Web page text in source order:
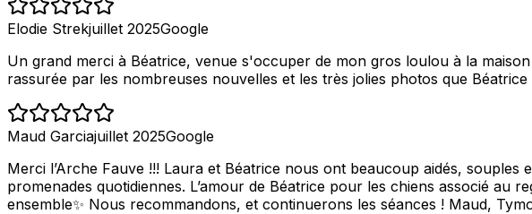
Elodie Strekjuillet 2025Google
Un grand merci à Béatrice, venue s'occuper de mon gros loulou à la
rassurée par les nombreuses nouvelles et les très jolies photos que
Maud Garciajuillet 2025Google
Merci l’Arche Fauve !!! Laura et Béatrice nous ont beaucoup aidés, souples
promenades quotidiennes. L’amour de Béatrice pour les chiens associé
ensemble✨ Nous recommandons, et continuerons les séances ! Maud,